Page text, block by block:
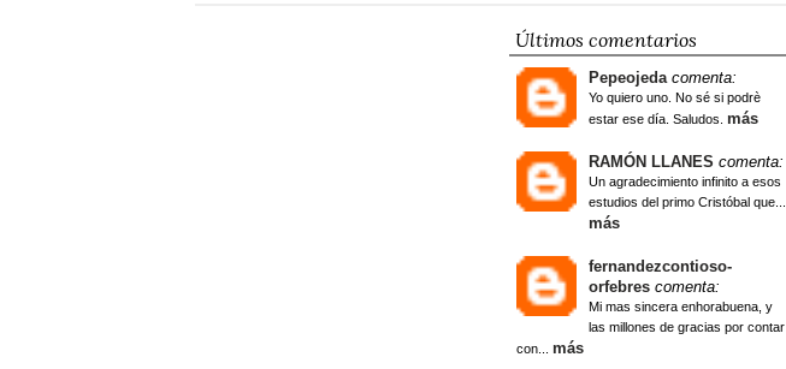
Últimos comentarios
Pepeojeda comenta:
Yo quiero uno. No sé si podrè
estar ese día. Saludos. más
RAMÓN LLANES comenta:
Un agradecimiento infinito a esos
estudios del primo Cristóbal que...
más
fernandezcontioso-
orfebres comenta:
Mi mas sincera enhorabuena, y
las millones de gracias por contar
con... más